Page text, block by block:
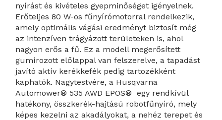
nyírást és kivételes gyepminőséget igényelnek.
Erőteljes 80 W-os fűnyírómotorral rendelkezik,
amely optimális vágási eredményt biztosít még
az intenzíven trágyázott területeken is, ahol
nagyon erős a fű. Ez a modell megerősített
gumírozott előlappal van felszerelve, a tapadást
javító aktív kerékkefék pedig tartozékként
kaphatók. Nagytestvére, a Husqvarna
Automower® 535 AWD EPOS® egy rendkívül
hatékony, összkerék-hajtású robotfűnyíró, mely
képes kezelni az akadályokat, a nehéz terepet és